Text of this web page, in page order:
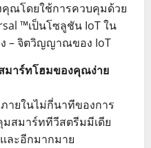
ณโดยใช้การควบคุมด้วย
™เป็นโซลูชัน IoT ใน
– จิตวิญญาณของ IoT
มาร์ทโฮมของคุณง่าย
ภายในไม่กี่นาทีของการ
สมาร์ททีวีสตรีมมีเดีย
ละอีกมากมาย